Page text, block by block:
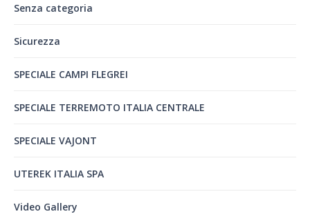
Senza categoria
Sicurezza
SPECIALE CAMPI FLEGREI
SPECIALE TERREMOTO ITALIA CENTRALE
SPECIALE VAJONT
UTEREK ITALIA SPA
Video Gallery